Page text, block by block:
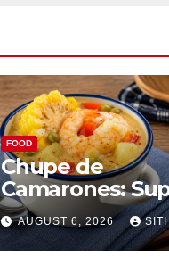
FOOD
Chupe de
Camarones:
Udang Khas
yang Gurih
AUGUST 6, 2026 SITI